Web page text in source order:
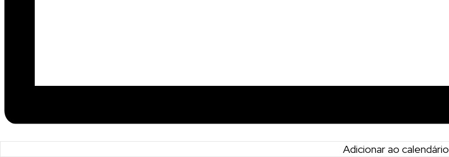
Adicionar ao calendário